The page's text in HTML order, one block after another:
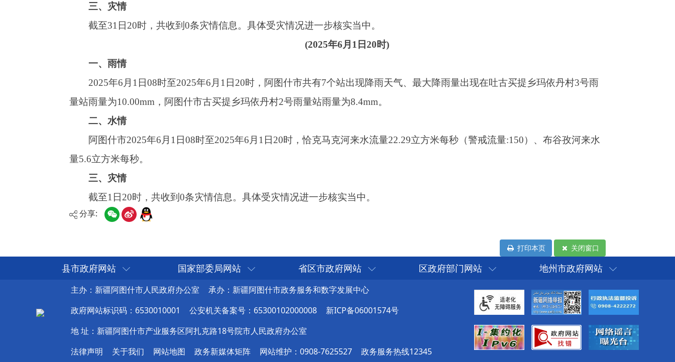
量5.6立方米每秒。
三、灾情
分享:
打印本页 关闭窗口
县市政府网站 国家部委局网站 省区市政府网站 区政府部门网站 地州市政府网站
主办：新疆阿图什市人民政府办公室
承办：新疆阿图什市政务服务和数字发展中心
政府网站标识码：6530010001
公安机关备案号：65300102000008
新ICP备06001574号
地 址：新疆阿图什市产业服务区阿扎克路18号院市人民政府办公室
法律声明
关于我们 网站地图 政务新媒体矩阵 网站维护：0908-7625527 政务服务热线12345